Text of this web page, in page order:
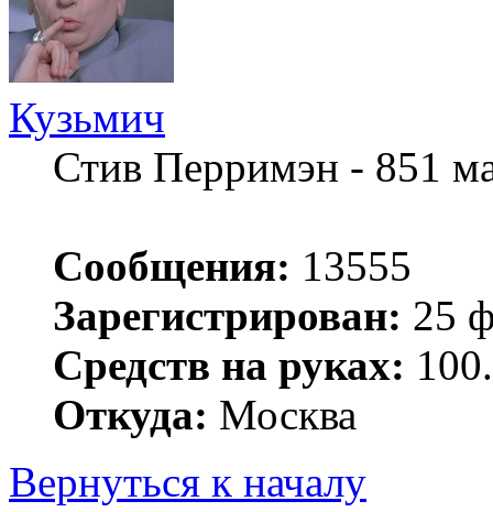
Кузьмич
Стив Перримэн - 851
Сообщения: 13555
Зарегистрирован: 25
Средств на руках:
Откуда: Москва
Вернуться к началу